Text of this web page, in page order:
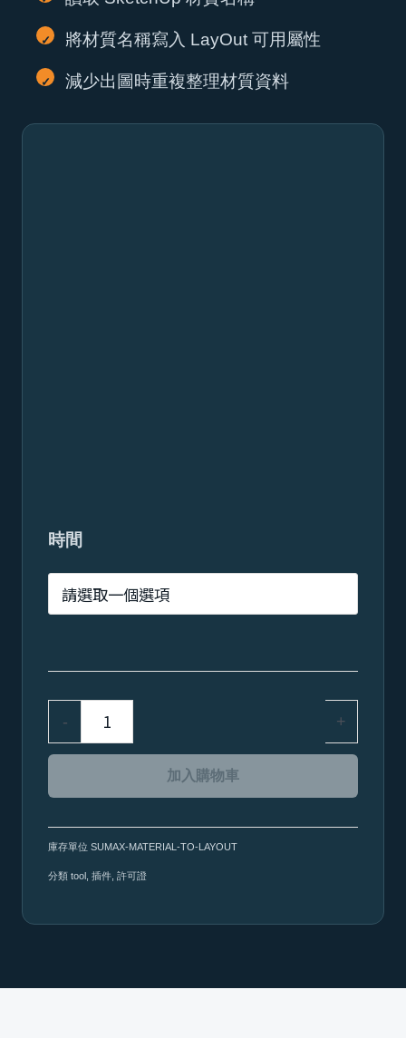
將材質名稱寫入 LayOut 可用屬性
減少出圖時重複整理材質資料
時間
-
質
LayOut
Material
to
LayOut
數
+
加入購物車
庫存單位 SUMAX-MATERIAL-TO-LAYOUT
分類 tool 插件 許可證